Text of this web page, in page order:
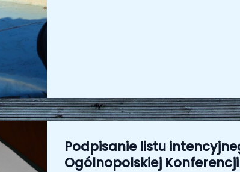
Podpisanie listu
Ogólnopolskiej Konferencji